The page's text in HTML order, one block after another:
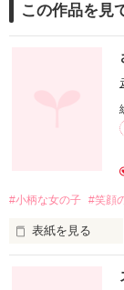
この作品を見
#小柄な女の子 #笑顔
表紙を見る
遠い遠い星の国